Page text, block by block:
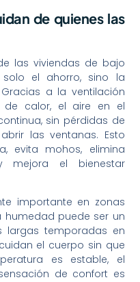
de quienes las
las viviendas de bajo
el ahorro, sino la
a la ventilación
de calor, el aire en el
sin pérdidas de
las ventanas. Esto
evita mohos, elimina
mejora el bienestar
importante en zonas
humedad puede ser un
largas temporadas en
el cuerpo sin que
es estable, el
de confort es